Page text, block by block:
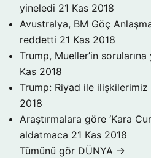
yineledi 21 Kas 2018
Avustralya, BM Göç
reddetti 21 Kas 2018
Trump, Mueller’in
Kas 2018
Trump: Riyad ile
2018
Araştırmalara göre ‘Kara
aldatmaca 21 Kas 2018
Tümünü gör DÜNYA →